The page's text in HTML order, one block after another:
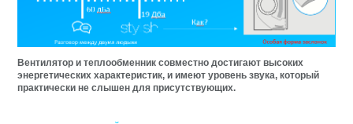
Вентилятор и теплообменник совместно достигают высоких
энергетических характеристик, и имеют уровень звука, который
практически не слышен для присутствующих.